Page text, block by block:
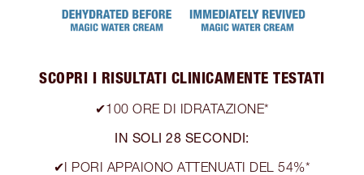
SCOPRI I RISULTATI CLINICAMENTE TESTATI
✔100 ORE DI IDRATAZIONE*
IN SOLI 28 SECONDI:
✔I PORI APPAIONO ATTENUATI DEL 54%*